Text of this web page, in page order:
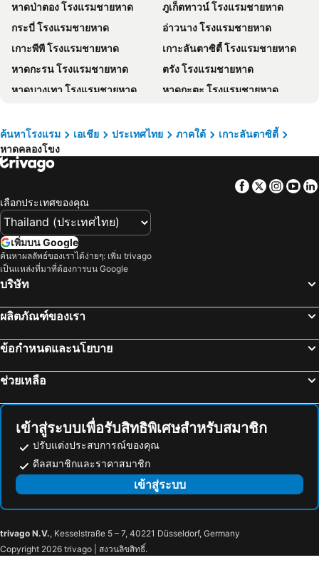
The Sea @ Lanta Hotel
Lanta Just Come Hotel
Lanta Thip House
P.U.P Bamboo Bungalow
ลันตา การ์เด้น โฮม
ลันตา เอเมอรัลด์ บังกะโล
บ้านเขาไม้แก้ว ลันตา วิลเลจ
Lanta New Beach Bungalows
ลันตา ไมอามี รีสอร์ท
โรงแรมสุนทรียา ลันตา
Phongpipat Lanta Mansion
ลันตา บี การ์เด้น
อาลันตา วิลล่า
Non Du Lay Guesthouse
Hatzanda Lanta Resort
Lazy Days Bungalows
Raven Blue
ลันตา สวีท แมนชั่น
พิงค์กี้บังกะโล
JP Place
Laanta House
Chom Dao Resort
Lanta Green Garden Hotel
Be Faanny House
Lanta Happy House
Peace Lanta Mansion
ภูธารา ลันตา รีสอร์ท
Andaman Sunflower
ลันตา ปาล์ม บีช รีสอร์ท
หาดป่าตอง โรงแรมชายหาด
ภูเก็ตทาวน์ โรงแรมชายหาด
กระบี่ โรงแรมชายหาด
อ่าวนาง โรงแรมชายหาด
เกาะพีพี โรงแรมชายหาด
เกาะลันตาซิตี้ โรงแรมชายหาด
หาดกะรน โรงแรมชายหาด
ตรัง โรงแรมชายหาด
หาดบางเทา โรงแรมชายหาด
หาดกะตะ โรงแรมชายหาด
หาดในยาง โรงแรมชายหาด
ศาลาด่าน โรงแรมชายหาด
เคปพันวา โรงแรมชายหาด
อ่าวไร่เลย์ โรงแรมชายหาด
เกาะยาวน้อย โรงแรมชายหาด
หาดกะตะน้อย โรงแรมชายหาด
หาดพันซี โรงแรมชายหาด
เกาะไหง โรงแรมชายหาด
หาดในหาน โรงแรมชายหาด
เกาะเหลาเหลียง โรงแรมชายหาด
ทับแขก โรงแรมชายหาด
ค้นหาโรงแรม เอเชีย ประเทศไทย ภาคใต้
เกาะลันตาซิตี้
หาดคลองโขง
Facebook
Twitter
เลือกประเทศของคุณ
เพิ่มบน Google
ค้นหาผลลัพธ์ของเราได้ง่ายๆ: เพิ่ม trivago
เป็นแหล่งที่มาที่ต้องการบน Google
บริษัท
ผลิตภัณฑ์ของเรา
ข้อกำหนดและนโยบาย
ช่วยเหลือ
เข้าสู่ระบบเพื่อรับสิทธิพิเศษสำหรับสมาชิก
ปรับแต่งประสบการณ์ของคุณ
ดีลสมาชิกและราคาสมาชิก
เข้าสู่ระบบ
trivago N.V., Kesselstraße 5 – 7, 40221 Düsseldorf, Germany
Copyright 2026 trivago | สงวนลิขสิทธิ์.